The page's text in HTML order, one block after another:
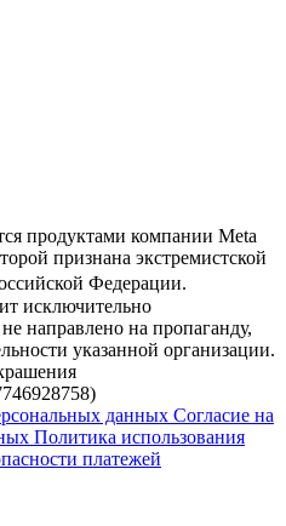
продуктами компании Meta
признана экстремистской
Федерации.
исключительно
направлено на пропаганду,
указанной организации.
данных Согласие на
Политика использования
платежей